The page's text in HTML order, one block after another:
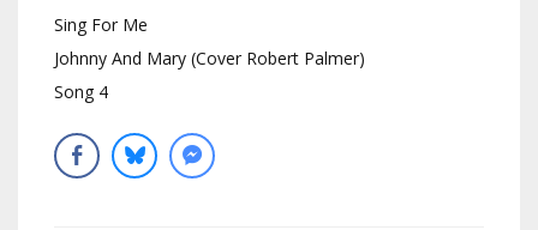
Sing For Me
Johnny And Mary (Cover Robert Palmer)
Song 4